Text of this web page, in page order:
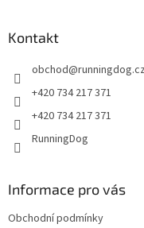
Kontakt
obchod@runningdog.cz
+420 734 217 371
+420 734 217 371
RunningDog
Informace pro vás
Obchodní podmínky